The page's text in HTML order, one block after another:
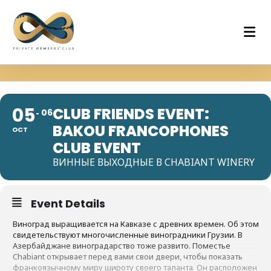
05
OCT
06CLUB FRIENDS EVENT:
BAKOU FRANCOPHONES
CLUB EVENT
ВИННЫЕ ВЫХОДНЫЕ В CHABIANT WINERY
Event Details
Виноград выращивается на Кавказе с древних времен. Об этом
свидетельствуют многочисленные виноградники Грузии. В
Азербайджане виноградарство тоже развито. Поместье
Chabiant открывает перед вами свои двери, чтобы показать
франкоязычному миру широту своего таланта. Он расположен